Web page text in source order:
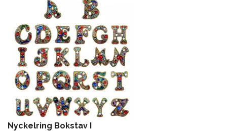
Nyckelring Bokstav I